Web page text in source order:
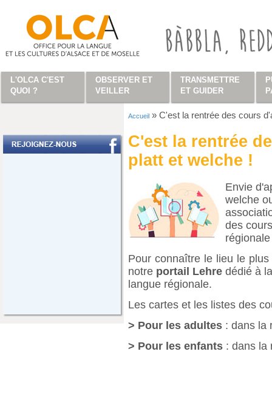
Accueil » C'est la rentrée des cours
C'est la rentrée
platt et welche !
Envie
welche
des
Pour connaître le lieu le
notre portail Lehre dédié à
langue régionale.
Les cartes et les listes des
> Pour les adultes : dans la
> Pour les enfants : dans la
L'OLCA C'EST
QUOI ?
OBSERVER ET
VEILLER
TRANSMETTRE
ET GUIDER